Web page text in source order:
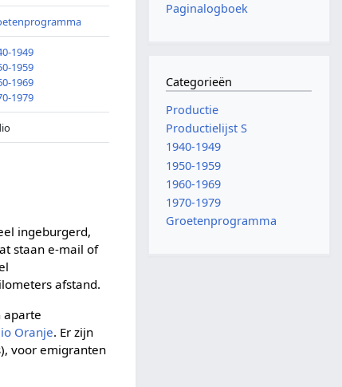
1949
1959
1969
1979
ingeburgerd,
staan e-mail of
afstand.
aparte
Oranje. Er zijn
voor emigranten
Paginalogboek
Categorieën
Productie
Productielijst S
1940-1949
1950-1959
1960-1969
1970-1979
Groetenprogramma